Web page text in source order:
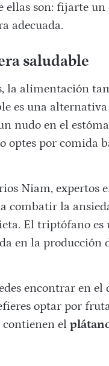
ellas son: fijarte
adecuada.
saludable
la alimentación
es una
nudo en el
optes por comida
Niam, expertos
combatir la
El triptófano es
en la producción
encontrar en el
optar por
contienen el